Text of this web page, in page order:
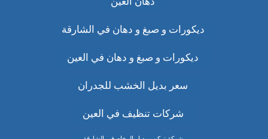
ديكورات و صبغ و دهان في الشارقة
ديكورات و صبغ و دهان في العين
سعر بديل الخشب للجدران
شركات تنظيف في العين